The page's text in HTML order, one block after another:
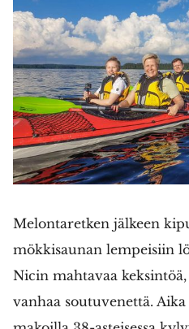
Melontaretken jälkeen
mökkisaunan lempeisiin
Nicin mahtavaa
vanhaa soutuvenettä.